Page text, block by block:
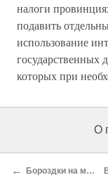
налоги
подавить
использование
государственных
которых при
О
← Бороздки на менгмрах